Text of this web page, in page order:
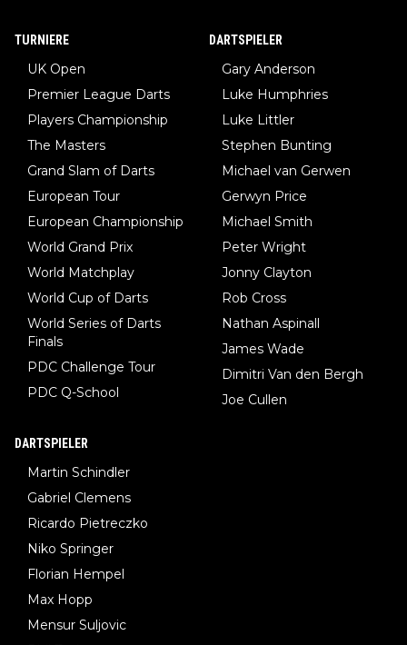
TURNIERE
UK Open
Premier League Darts
Players Championship
The Masters
Grand Slam of Darts
European Tour
European Championship
World Grand Prix
World Matchplay
World Cup of Darts
World Series of Darts
Finals
PDC Challenge Tour
PDC Q-School
DARTSPIELER
Gary Anderson
Luke Humphries
Luke Littler
Stephen Bunting
Michael van Gerwen
Gerwyn Price
Michael Smith
Peter Wright
Jonny Clayton
Rob Cross
Nathan Aspinall
James Wade
Dimitri Van den Bergh
Joe Cullen
DARTSPIELER
Martin Schindler
Gabriel Clemens
Ricardo Pietreczko
Niko Springer
Florian Hempel
Max Hopp
Mensur Suljovic